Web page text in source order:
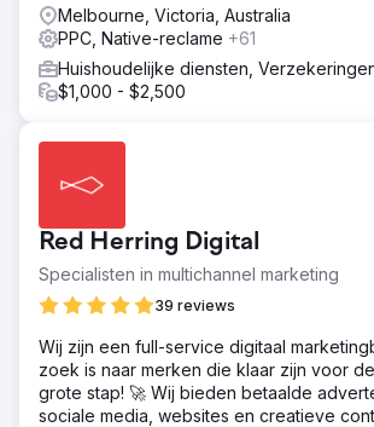
Melbourne, Victoria, Australia
PPC, Native-reclame +61
Huishoudelijke diensten,
$1,000 - $2,500
Red Herring Digital
Specialisten in multichannel marketing
39 reviews
Wij zijn een full-service digitaal
zoek is naar merken die klaar zijn voor
grote stap! 🚀 Wij bieden betaalde
sociale media, websites en creatieve